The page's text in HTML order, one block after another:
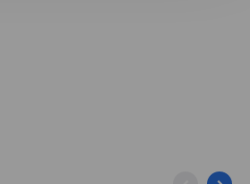
подходящий лично тебе.
и сделаешь материалы
и материалов.